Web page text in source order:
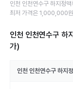
인천 인천연수구 하지정
최저 가격은 1,000,000원
인천 인천연수구 하
가)
인천 인천연수구 하지